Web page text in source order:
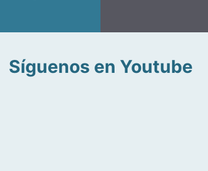
Síguenos en Youtube